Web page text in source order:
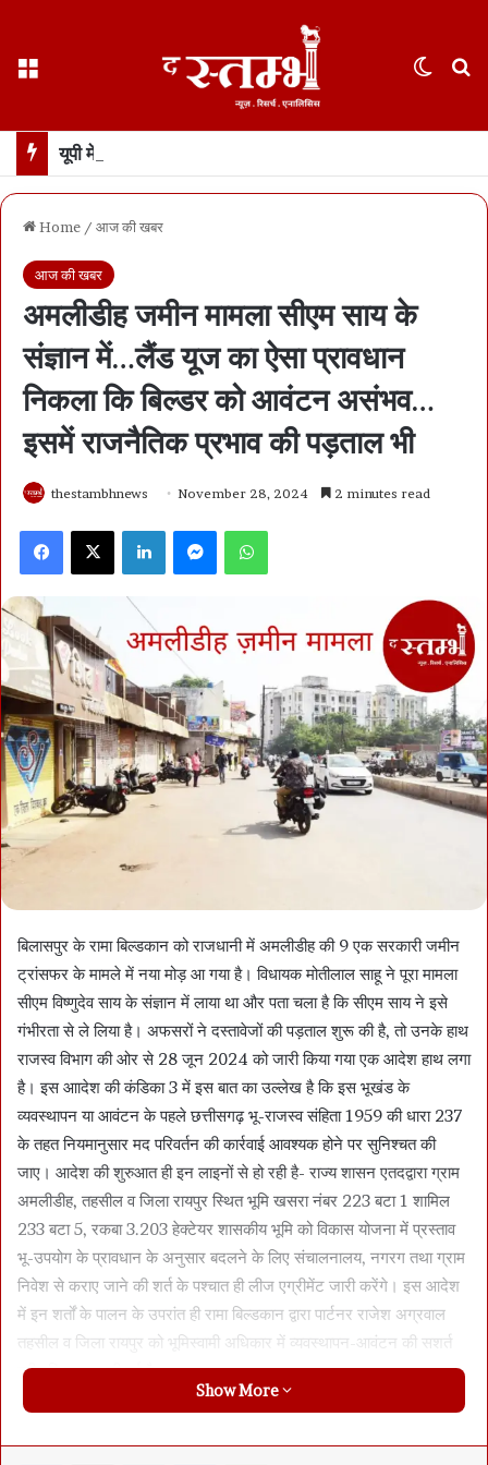
Home / आज की खबर
आज की खबर
अमलीडीह जमीन मामला सीएम साय के
संज्ञान में…लैंड यूज का ऐसा प्रावधान
निकला कि बिल्डर को आवंटन असंभव…
इसमें राजनैतिक प्रभाव की पड़ताल भी
thestambhnews November 28, 2024 2 minutes read
Facebook X LinkedIn
बिलासपुर के रामा बिल्डकान को राजधानी में अमलीडीह की 9 एक सरकारी जमीन
ट्रांसफर के मामले में नया मोड़ आ गया है। विधायक मोतीलाल साहू ने पूरा मामला
सीएम विष्णुदेव साय के संज्ञान में लाया था और पता चला है कि सीएम साय ने इसे
गंभीरता से ले लिया है। अफसरों ने दस्तावेजों की पड़ताल शुरू की है, तो उनके हाथ
राजस्व विभाग की ओर से 28 जून 2024 को जारी किया गया एक आदेश हाथ लगा
है। इस आादेश की कंडिका 3 में इस बात का उल्लेख है कि इस भूखंड के
व्यवस्थापन या आवंटन के पहले छत्तीसगढ़ भू-राजस्व संहिता 1959 की धारा 237
के तहत नियमानुसार मद परिवर्तन की कार्रवाई आवश्यक होने पर सुनिश्चत की
जाए। आदेश की शुरुआत ही इन लाइनों से हो रही है- राज्य शासन एतदद्वारा ग्राम
अमलीडीह, तहसील व जिला रायपुर स्थित भूमि खसरा नंबर 223 बटा 1 शामिल
233 बटा 5, रकबा 3.203 हेक्टेयर शासकीय भूमि को विकास योजना में प्रस्ताव
भू-उपयोग के प्रावधान के अनुसार बदलने के लिए संचालनालय, नगरग तथा ग्राम
निवेश से कराए जाने की शर्त के पश्चात ही लीज एग्रीमेंट जारी करेंगे। इस आदेश
में इन शर्तों के पालन के उपरांत ही रामा बिल्डकान द्वारा पार्टनर राजेश अग्रवाल
तहसील व जिला रायपुर को भूमिस्वामी अधिकार में व्यवस्थापन-आवंटन की सशर्त
स्वीकृति प्रदान की गई है।
Show More